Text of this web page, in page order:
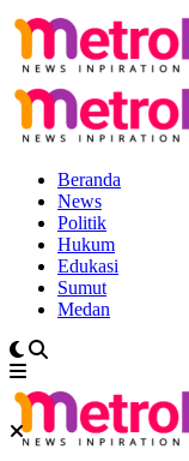
Beranda
News
Politik
Hukum
Edukasi
Sumut
Medan